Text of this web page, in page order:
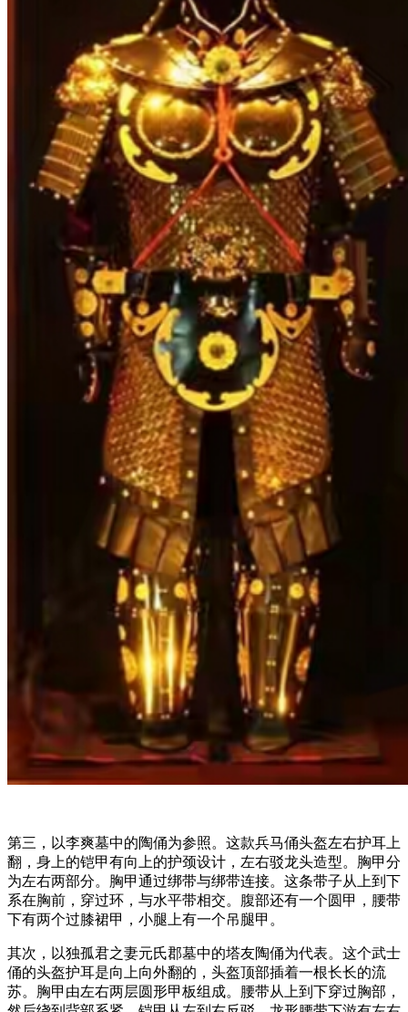
第三，以李爽墓中的陶俑为参照。这款兵马俑头盔左右护耳上
翻，身上的铠甲有向上的护颈设计，左右驳龙头造型。胸甲分
为左右两部分。胸甲通过绑带与绑带连接。这条带子从上到下
系在胸前，穿过环，与水平带相交。腹部还有一个圆甲，腰带
下有两个过膝裙甲，小腿上有一个吊腿甲。
其次，以独孤君之妻元氏郡墓中的塔友陶俑为代表。这个武士
俑的头盔护耳是向上向外翻的，头盔顶部插着一根长长的流
苏。胸甲由左右两层圆形甲板组成。腰带从上到下穿过胸部，